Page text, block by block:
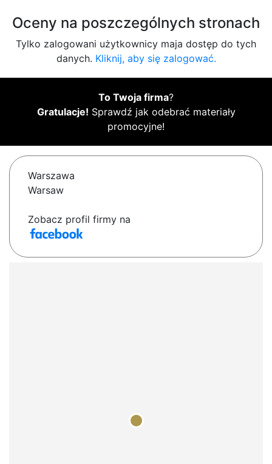
Oceny na poszczególnych stronach
Tylko zalogowani użytkownicy maja dostęp do tych
danych. Kliknij, aby się zalogować.
To Twoja firma?
Gratulacje! Sprawdź jak odebrać materiały
promocyjne!
Warszawa
Warsaw
Zobacz profil firmy na